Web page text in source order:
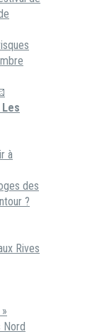
à
des
?
Rives
Nord